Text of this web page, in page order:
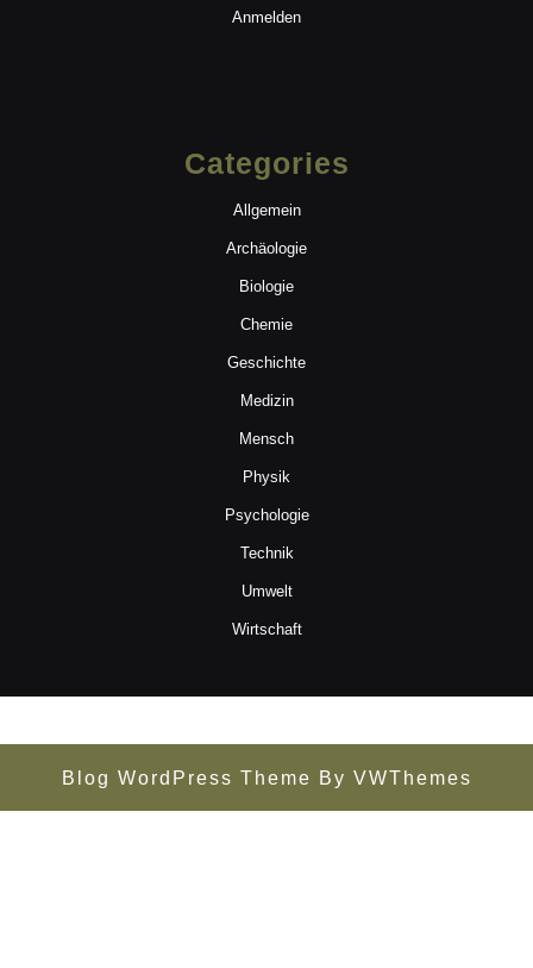
Anmelden
Categories
Allgemein
Archäologie
Biologie
Chemie
Geschichte
Medizin
Mensch
Physik
Psychologie
Technik
Umwelt
Wirtschaft
Blog WordPress Theme By VWThemes